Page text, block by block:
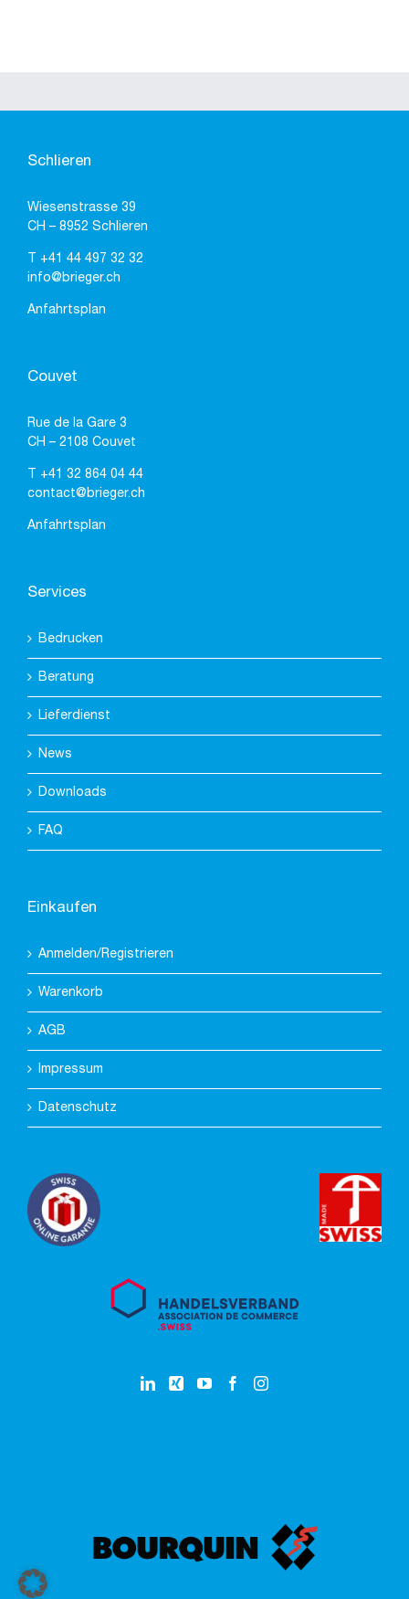
Schlieren
Wiesenstrasse 39
CH – 8952 Schlieren
+41 44 497 32 32
info@brieger.ch
Anfahrtsplan
Couvet
Rue de la Gare 3
CH – 2108 Couvet
+41 32 864 04 44
contact@brieger.ch
Anfahrtsplan
Services
Bedrucken
Beratung
Lieferdienst
News
Downloads
FAQ
Einkaufen
Anmelden/Registrieren
Warenkorb
AGB
Impressum
Datenschutz